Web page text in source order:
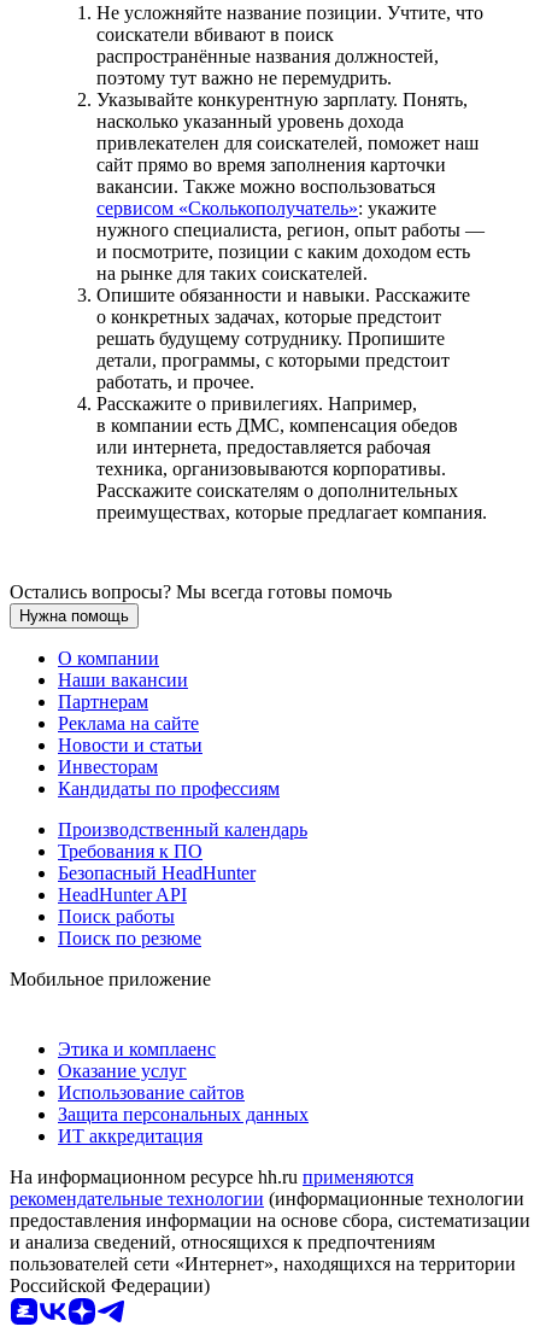
Не усложняйте название позиции. Учтите, что
соискатели вбивают в поиск
распространённые названия должностей,
поэтому тут важно не перемудрить.
Указывайте конкурентную зарплату. Понять,
насколько указанный уровень дохода
привлекателен для соискателей, поможет наш
сайт прямо во время заполнения карточки
вакансии. Также можно воспользоваться
сервисом «Сколькополучатель»: укажите
нужного специалиста, регион, опыт работы —
и посмотрите, позиции с каким доходом есть
на рынке для таких соискателей.
Опишите обязанности и навыки. Расскажите
о конкретных задачах, которые предстоит
решать будущему сотруднику. Пропишите
детали, программы, с которыми предстоит
работать, и прочее.
Расскажите о привилегиях. Например,
в компании есть ДМС, компенсация обедов
или интернета, предоставляется рабочая
техника, организовываются корпоративы.
Расскажите соискателям о дополнительных
преимуществах, которые предлагает компания.
Остались вопросы? Мы всегда готовы помочь
Нужна помощь
О компании
Наши вакансии
Партнерам
Реклама на сайте
Новости и статьи
Инвесторам
Кандидаты по профессиям
Производственный календарь
Требования к ПО
Безопасный HeadHunter
HeadHunter API
Поиск работы
Поиск по резюме
Мобильное приложение
Этика и комплаенс
Оказание услуг
Использование сайтов
Защита персональных данных
ИТ аккредитация
На информационном ресурсе hh.ru применяются
рекомендательные технологии (информационные технологии
предоставления информации на основе сбора, систематизации
и анализа сведений, относящихся к предпочтениям
пользователей сети «Интернет», находящихся на территории
Российской Федерации)